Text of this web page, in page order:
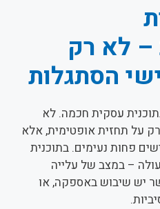
– לא רק
הסתגלות
עסקית חכמה. לא
על תחזית אופטימית, אלא
פחות נעימים. בתוכנית
– במצב של עלייה
יש שיבוש באספקה, או